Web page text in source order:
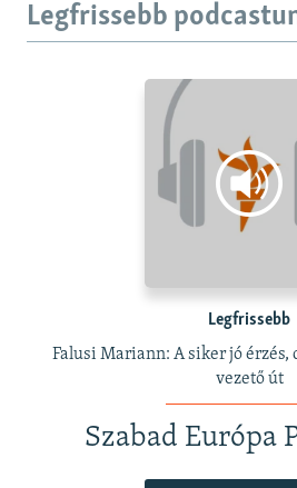
Legfrissebb
Legfrissebb
Falusi Mariann: A siker jó érzés,
vezető út
Szabad Európa